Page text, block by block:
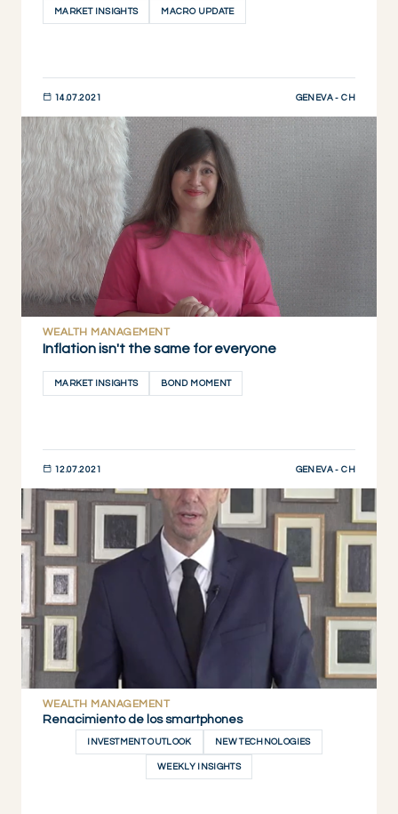
MARKET INSIGHTS MACRO UPDATE
14.07.2021 GENEVA - CH
DESCUBRIR AHORA
WEALTH MANAGEMENT
Inflation isn't the same for everyone
MARKET INSIGHTS BOND MOMENT
12.07.2021 GENEVA - CH
DESCUBRIR AHORA
WEALTH MANAGEMENT
Renacimiento de los smartphones
INVESTMENT OUTLOOK NEW TECHNOLOGIES
WEEKLY INSIGHTS